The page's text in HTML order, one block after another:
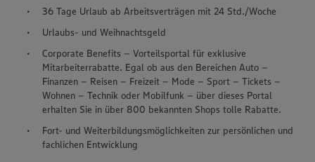
36 Tage Urlaub ab Arbeitsverträgen mit 24 Std./Woche
Urlaubs- und Weihnachtsgeld
Corporate Benefits – Vorteilsportal für exklusive
Mitarbeiterrabatte. Egal ob aus den Bereichen Auto –
Finanzen – Reisen – Freizeit – Mode – Sport – Tickets –
Wohnen – Technik oder Mobilfunk – über dieses Portal
erhalten Sie in über 800 bekannten Shops tolle Rabatte.
Fort- und Weiterbildungsmöglichkeiten zur persönlichen und
fachlichen Entwicklung